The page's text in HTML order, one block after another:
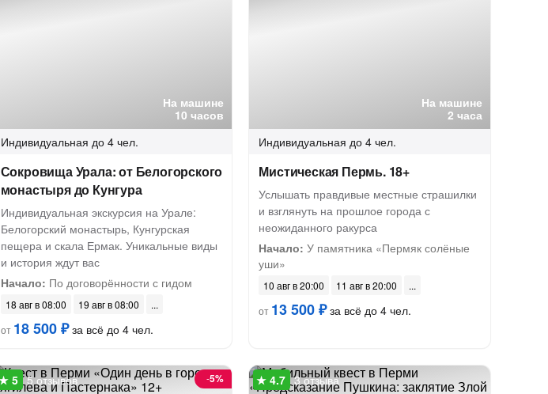
На машине
10 часов
Индивидуальная до 4 чел.
Сокровища Урала: от Белогорского
монастыря до Кунгура
Индивидуальная экскурсия на Урале:
Белогорский монастырь, Кунгурская
пещера и скала Ермак. Уникальные виды
и история ждут вас
Начало: По договорённости с гидом
18 авг в 08:00
19 авг в 08:00
от 18 500 ₽за всё до 4 чел.
На машине
2 часа
Индивидуальная до 4 чел.
Мистическая Пермь. 18+
Услышать правдивые местные страшилки
и взглянуть на прошлое города с
неожиданного ракурса
Начало: У памятника «Пермяк солёные
уши»
10 авг в 20:00
11 авг в 20:00
от 13 500 ₽за всё до 4 чел.
-5%
5 отзывов 3 отзыва